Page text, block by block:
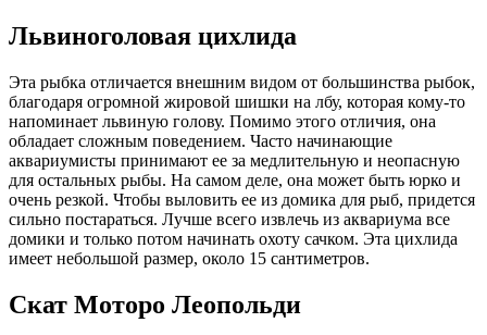
Львиноголовая цихлида
Эта рыбка отличается внешним видом от большинства рыбок,
благодаря огромной жировой шишки на лбу, которая кому-то
напоминает львиную голову. Помимо этого отличия, она
обладает сложным поведением. Часто начинающие
аквариумисты принимают ее за медлительную и неопасную
для остальных рыбы. На самом деле, она может быть юрко и
очень резкой. Чтобы выловить ее из домика для рыб, придется
сильно постараться. Лучше всего извлечь из аквариума все
домики и только потом начинать охоту сачком. Эта цихлида
имеет небольшой размер, около 15 сантиметров.
Скат Моторо Леопольди